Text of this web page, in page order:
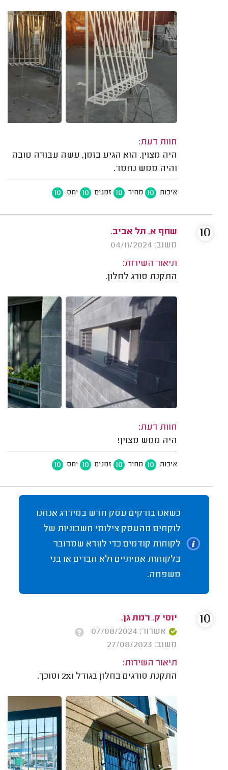
חוות דעת:
היה מצוין. הוא הגיע בזמן, עשה עבודה טובה
והיה ממש נחמד.
איכות 10 מחיר 10 זמנים 10 יחס 10
שחף א. תל אביב.
משוב: 04/11/2024
תיאור השירות:
התקנת סורג לחלון.
חוות דעת:
היה ממש מצוין!
איכות 10 מחיר 10 זמנים 10 יחס 10
10
כשאנו בודקים עסק חדש במידרג אנחנו
לוקחים מהעסק צילומי חשבוניות של
לקוחות קודמים כדי לוודא שמדובר
בלקוחות אמיתיים ולא חברים או בני
משפחה.
יוסי ק. רמת גן.
אשרור: 07/08/2024
משוב: 27/08/2023
תיאור השירות:
התקנת סורגים בחלון בגודל 2x1 וסוכך.
10